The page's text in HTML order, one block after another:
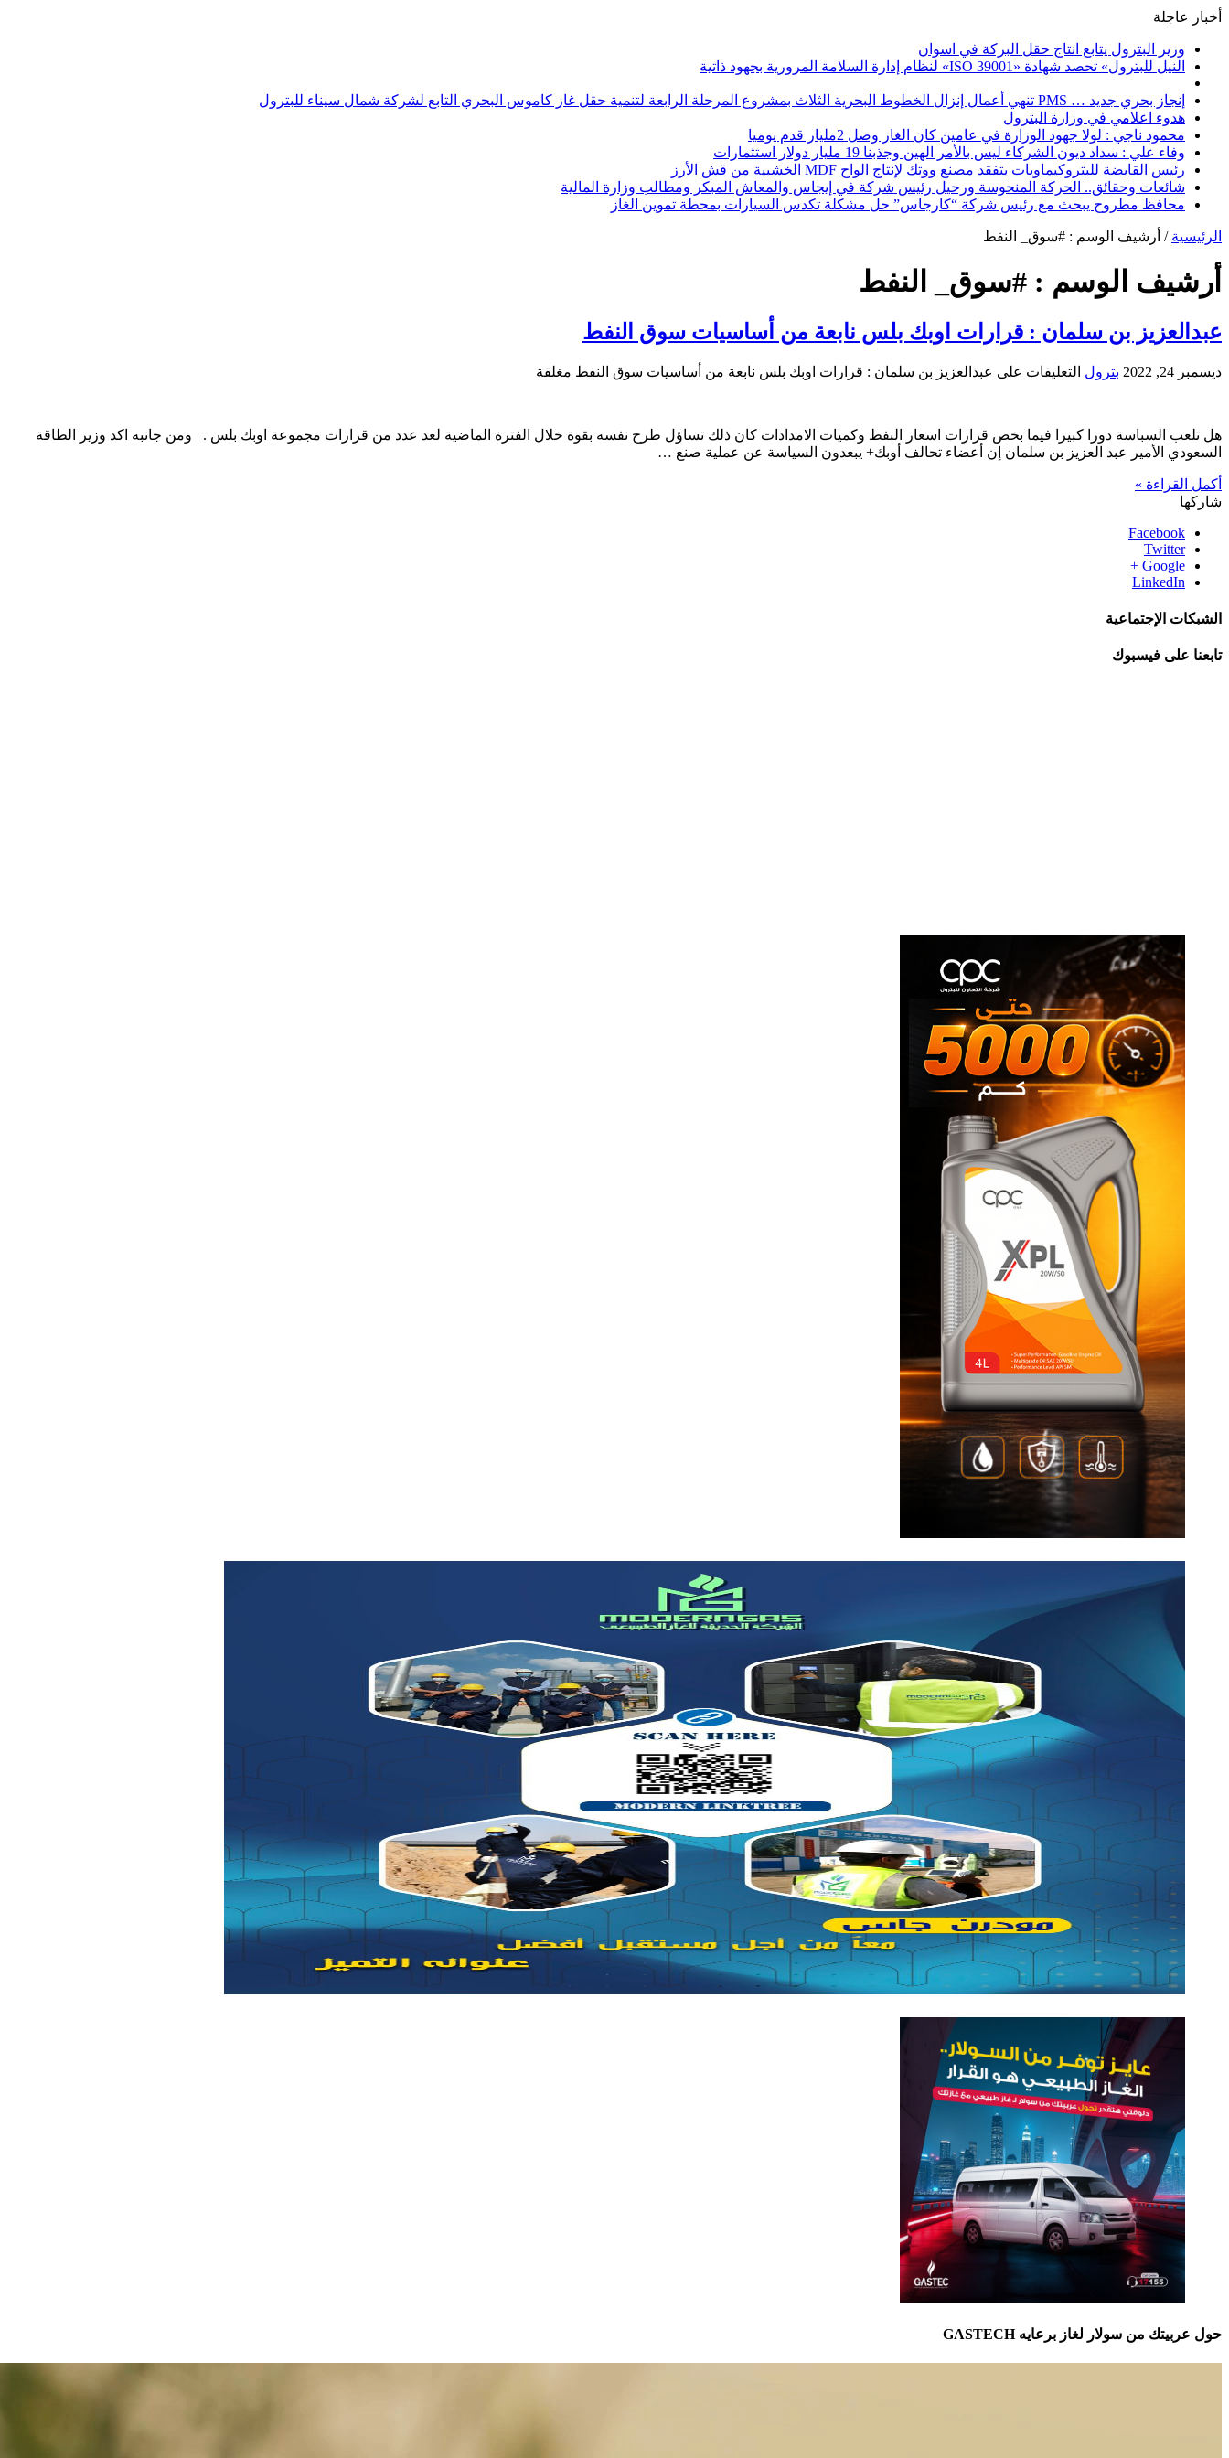
أخبار عاجلة
وزير البترول يتابع انتاج حقل البركة في اسوان
النيل للبترول» تحصد شهادة «ISO 39001» لنظام إدارة السلامة المرورية بجهود ذاتية
إنجاز بحري جديد … PMS تنهي أعمال إنزال الخطوط البحرية الثلاث بمشروع المرحلة الرابعة لتنمية حقل غاز كاموس البحري التابع لشركة شمال سيناء للبترول
هدوء اعلامي في وزارة البترول
محمود ناجي : لولا جهود الوزارة في عامين كان الغاز وصل 2مليار قدم يوميا
وفاء علي : سداد ديون الشركاء ليس بالأمر الهين وجذبنا 19 مليار دولار استثمارات
رئيس القابضة للبتروكيماويات يتفقد مصنع ووتك لإنتاج الواح MDF الخشبية من قش الأرز
شائعات وحقائق.. الحركة المنحوسة ورحيل رئيس شركة في إيجاس والمعاش المبكر ومطالب وزارة المالية
محافظ مطروح يبحث مع رئيس شركة “كارجاس” حل مشكلة تكدس السيارات بمحطة تموين الغاز
الرئيسية / أرشيف الوسم : #سوق_ النفط
أرشيف الوسم : #سوق_ النفط
عبدالعزيز بن سلمان : قرارات اوبك بلس نابعة من أساسيات سوق النفط
ديسمبر 24, 2022 بترول التعليقات على عبدالعزيز بن سلمان : قرارات اوبك بلس نابعة من أساسيات سوق النفط مغلقة
هل تلعب السباسة دورا كبيرا فيما بخص قرارات اسعار النفط وكميات الامدادات كان ذلك تساؤل طرح نفسه بقوة خلال الفترة الماضية لعد عدد من قرارات مجموعة اوبك بلس . ومن جانبه اكد وزير الطاقة
السعودي الأمير عبد العزيز بن سلمان إن أعضاء تحالف أوبك+ يبعدون السياسة عن عملية صنع …
أكمل القراءة »
شاركها
Facebook
Twitter
Google +
LinkedIn
الشبكات الإجتماعية
تابعنا على فيسبوك
حول عربيتك من سولار لغاز برعايه GASTECH